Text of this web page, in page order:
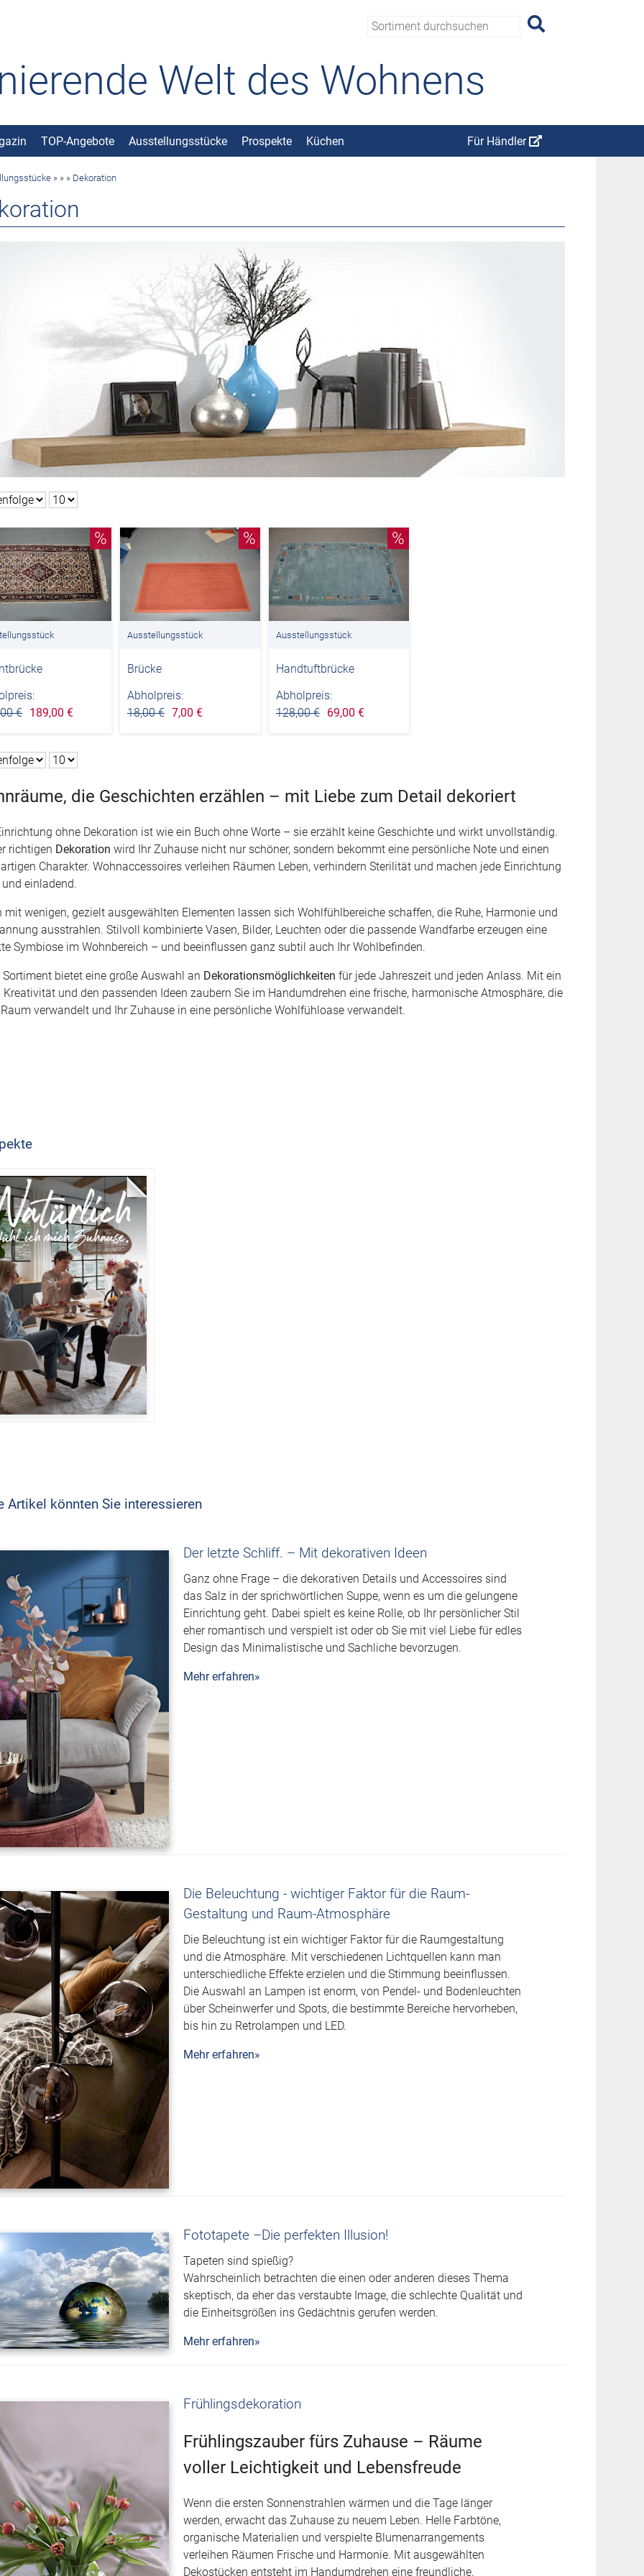
Welt des Wohnens
TOP-Angebote Ausstellungsstücke Prospekte Küchen Für Händler
» » » Dekoration
%
€ 189,00 €
%
Ausstellungsstück
Brücke
Abholpreis:
18,00 € 7,00 €
%
Ausstellungsstück
Handtuftbrücke
Abholpreis:
128,00 € 69,00 €
die Geschichten erzählen – mit Liebe zum Detail dekoriert
ohne Dekoration ist wie ein Buch ohne Worte – sie erzählt keine Geschichte und wirkt unvollständig.
richtigen Dekoration wird Ihr Zuhause nicht nur schöner, sondern bekommt eine persönliche Note und einen
Charakter. Wohnaccessoires verleihen Räumen Leben, verhindern Sterilität und machen jede Einrichtung
einladend.
mit wenigen, gezielt ausgewählten Elementen lassen sich Wohlfühlbereiche schaffen, die Ruhe, Harmonie und
ausstrahlen. Stilvoll kombinierte Vasen, Bilder, Leuchten oder die passende Wandfarbe erzeugen eine
Symbiose im Wohnbereich – und beeinflussen ganz subtil auch Ihr Wohlbefinden.
Sortiment bietet eine große Auswahl an Dekorationsmöglichkeiten für jede Jahreszeit und jeden Anlass. Mit ein
Kreativität und den passenden Ideen zaubern Sie im Handumdrehen eine frische, harmonische Atmosphäre, die
verwandelt und Ihr Zuhause in eine persönliche Wohlfühloase verwandelt.
Artikel könnten Sie interessieren
Der letzte Schliff. – Mit dekorativen Ideen
Ganz ohne Frage – die dekorativen Details und Accessoires sind
das Salz in der sprichwörtlichen Suppe, wenn es um die gelungene
Einrichtung geht. Dabei spielt es keine Rolle, ob Ihr persönlicher Stil
eher romantisch und verspielt ist oder ob Sie mit viel Liebe für edles
Design das Minimalistische und Sachliche bevorzugen.
Mehr erfahren»
Die Beleuchtung - wichtiger Faktor für die Raum-
Gestaltung und Raum-Atmosphäre
Die Beleuchtung ist ein wichtiger Faktor für die Raumgestaltung
und die Atmosphäre. Mit verschiedenen Lichtquellen kann man
unterschiedliche Effekte erzielen und die Stimmung beeinflussen.
Die Auswahl an Lampen ist enorm, von Pendel- und Bodenleuchten
über Scheinwerfer und Spots, die bestimmte Bereiche hervorheben,
bis hin zu Retrolampen und LED.
Mehr erfahren»
Fototapete –Die perfekten Illusion!
Tapeten sind spießig?
Wahrscheinlich betrachten die einen oder anderen dieses Thema
skeptisch, da eher das verstaubte Image, die schlechte Qualität und
die Einheitsgrößen ins Gedächtnis gerufen werden.
Mehr erfahren»
Frühlingsdekoration
Frühlingszauber fürs Zuhause – Räume
voller Leichtigkeit und Lebensfreude
Wenn die ersten Sonnenstrahlen wärmen und die Tage länger
werden, erwacht das Zuhause zu neuem Leben. Helle Farbtöne,
organische Materialien und verspielte Blumenarrangements
verleihen Räumen Frische und Harmonie. Mit ausgewählten
Dekostücken entsteht im Handumdrehen eine freundliche,